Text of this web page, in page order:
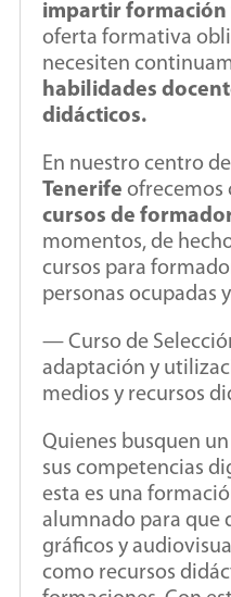
impartir formación
oferta formativa
necesiten
habilidades
didácticos.
En nuestro centro
Tenerife ofrecemos
cursos de
momentos, de
cursos para
personas ocupadas
— Curso de
adaptación y
medios y recursos
Quienes busquen
sus competencias
esta es una
alumnado para que
gráficos y
como recursos